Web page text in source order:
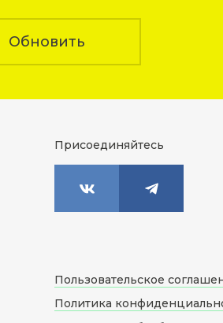
Обновить
Присоединяйтесь
Пользовательское
Политика